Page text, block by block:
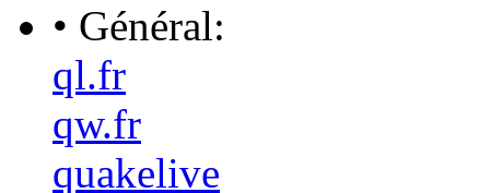
• Général:
ql.fr
qw.fr
quakelive